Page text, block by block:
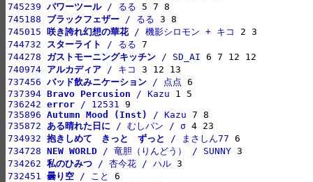
745239 パワーツール / るる
745188 ブラックフェザー / るる
745015
咲き誇れ幻想の華花 / 機影シロモン + キコ
744732
スターライト / るる
744278 ガストモーニングキッチン / SD_AI
740974 アルカディア / キコ
737456 バッド飲みニケーション / 点点
737394 Bravo Percusion / Kazu
736242 error / 12531
735896 Autumn Mood (Inst) / Kazu
735872 ある晴れた日に / むしパン / σ
734932 抱きしめて　きっと　ずっと / まさしん77
734728 NEW WORLD / 竜胆（りんどう） / SUNNY
734262 私のひみつ / 杏今花 / ハル
732451 曇り空 / こと